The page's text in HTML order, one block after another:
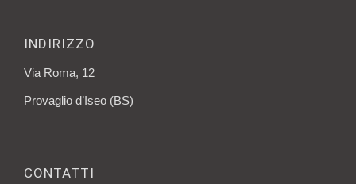
INDIRIZZO
Via Roma, 12
Provaglio d’Iseo (BS)
CONTATTI